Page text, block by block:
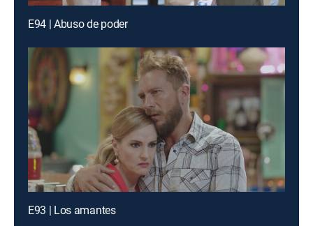
E94 | Abuso de poder
E93 | Los amantes